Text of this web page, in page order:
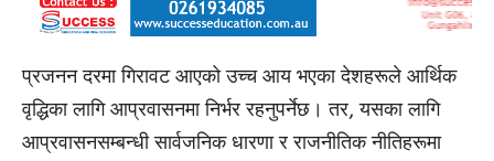
प्रजनन दरमा गिरावट आएको उच्च आय भएका देशहरूले आर्थिक
वृद्धिका लागि आप्रवासनमा निर्भर रहनुपर्नेछ। तर, यसका लागि
आप्रवासनसम्बन्धी सार्वजनिक धारणा र राजनीतिक नीतिहरूमा